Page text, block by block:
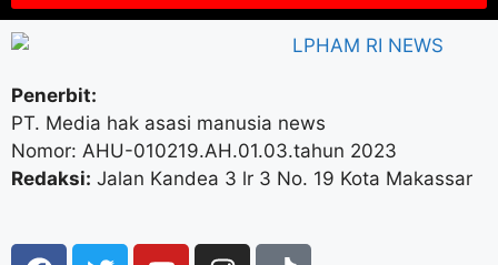
Penerbit:
PT. Media hak asasi manusia news
Nomor: AHU-010219.AH.01.03.tahun 2023
Redaksi: Jalan Kandea 3 lr 3 No. 19 Kota Makassar